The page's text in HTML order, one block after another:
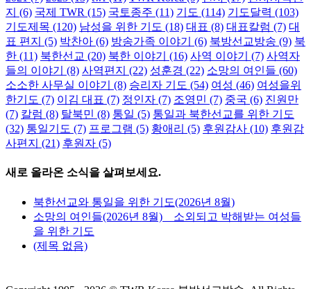
지 (6) 국제 TWR (15) 국토종주 (11) 기도 (114) 기도달력 (103)
기도제목 (120) 남성을 위한 기도 (18) 대표 (8) 대표칼럼 (7) 대
표 편지 (5) 박찬아 (6) 방송가족 이야기 (6) 북방선교방송 (9) 북
한 (11) 북한선교 (20) 북한 이야기 (16) 사역 이야기 (7) 사역자
들의 이야기
(8) 사역편지 (22) 성훈경 (22) 소망의 여인들 (60)
소소한 사무실 이야기
(8) 승리자 기도 (54) 여성 (46) 여성을위
한기도 (7) 이김 대표 (7) 정인자 (7) 조영민 (7) 중국 (6) 진원만
(7) 칼럼 (8) 탈북민 (8) 통일 (5) 통일과 북한선교를 위한 기도
(32) 통일기도 (7) 프로그램 (5) 황애리 (5) 후원감사 (10) 후원감
사편지 (21) 후원자 (5)
새로 올라온 소식을 살펴보세요.
북한선교와 통일을 위한 기도(2026년 8월)
소망의 여인들(2026년 8월) _ 소외되고 박해받는 여성들
을 위한 기도
(제목 없음)